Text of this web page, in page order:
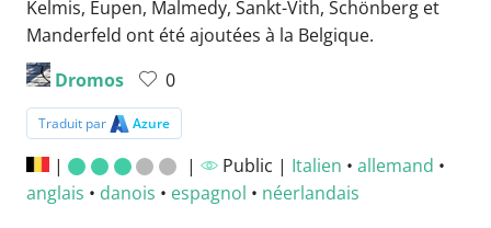
Kelmis, Eupen, Malmedy, Sankt-Vith, Schönberg et
Manderfeld ont été ajoutées à la Belgique.
Dromos
0
Traduit par Azure
| | Public | Italien • allemand •
anglais • danois • espagnol • néerlandais